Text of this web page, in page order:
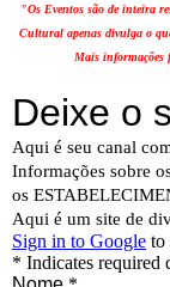
"Os Eventos são de inteira
Cultural apenas divulga o
Mais